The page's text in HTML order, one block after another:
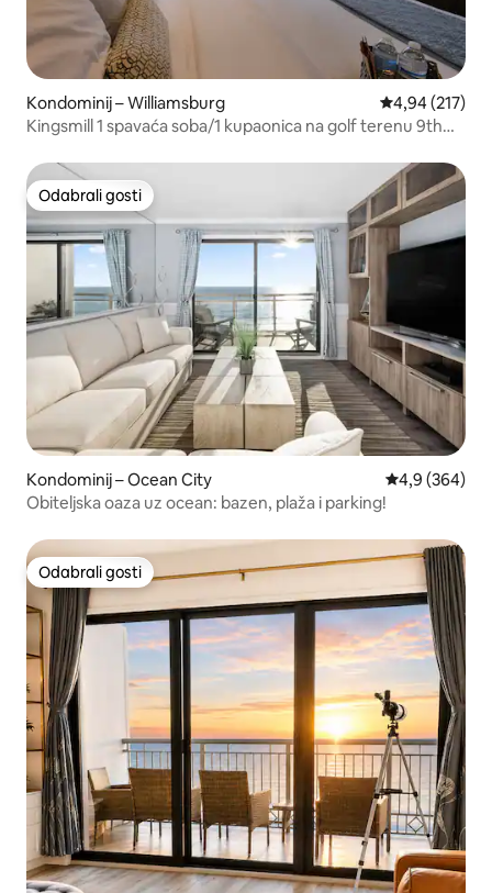
Kondominij – Williamsburg Prosječna
4,94 (217)
Kingsmill 1 spavaća soba/1 kupaonica na golf terenu 9th
Odabrali gosti
Odabrali gosti
Kondominij – Ocean City Prosječna
4,9 (364)
Obiteljska oaza uz ocean: bazen, plaža i parking!
Odabrali gosti
Odabrali gosti